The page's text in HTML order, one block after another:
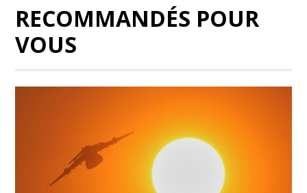
RECOMMANDÉS POUR
VOUS